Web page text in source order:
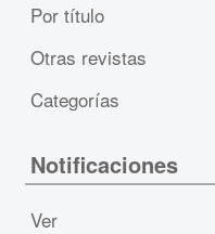
Por título
Otras revistas
Categorías
Notificaciones
Ver